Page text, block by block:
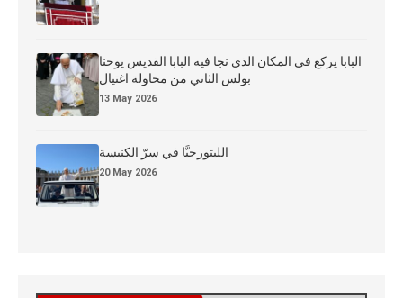
البابا يركع في المكان الذي نجا فيه البابا القديس يوحنا
بولس الثاني من محاولة اغتيال
13 May 2026
الليتورجيَّا في سرّ الكنيسة
20 May 2026